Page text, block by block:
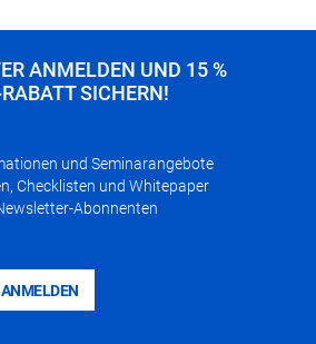
ANMELDEN UND 15 %
SICHERN!
und Seminarangebote
Checklisten und Whitepaper
Abonnenten